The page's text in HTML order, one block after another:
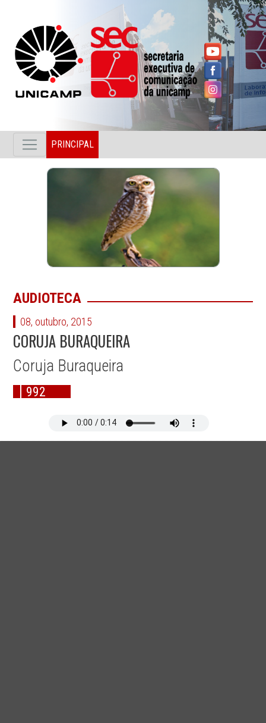
PRINCIPAL
AUDIOTECA
08, outubro, 2015
CORUJA BURAQUEIRA
Coruja Buraqueira
992